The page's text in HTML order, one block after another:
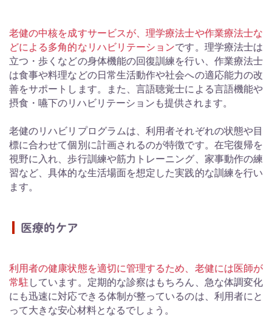
老健の中核を成すサービスが、理学療法士や作業療法士な
どによる多角的なリハビリテーションです。理学療法士は
立つ・歩くなどの身体機能の回復訓練を行い、作業療法士
は食事や料理などの日常生活動作や社会への適応能力の改
善をサポートします。また、言語聴覚士による言語機能や
摂食・嚥下のリハビリテーションも提供されます。
老健のリハビリプログラムは、利用者それぞれの状態や目
標に合わせて個別に計画されるのが特徴です。在宅復帰を
視野に入れ、歩行訓練や筋力トレーニング、家事動作の練
習など、具体的な生活場面を想定した実践的な訓練を行い
ます。
医療的ケア
利用者の健康状態を適切に管理するため、老健には医師が
常駐 しています。定期的な診察はもちろん、急な体調変化
にも迅速に対応できる体制が整っているのは、利用者にと
って大きな安心材料となるでしょう。